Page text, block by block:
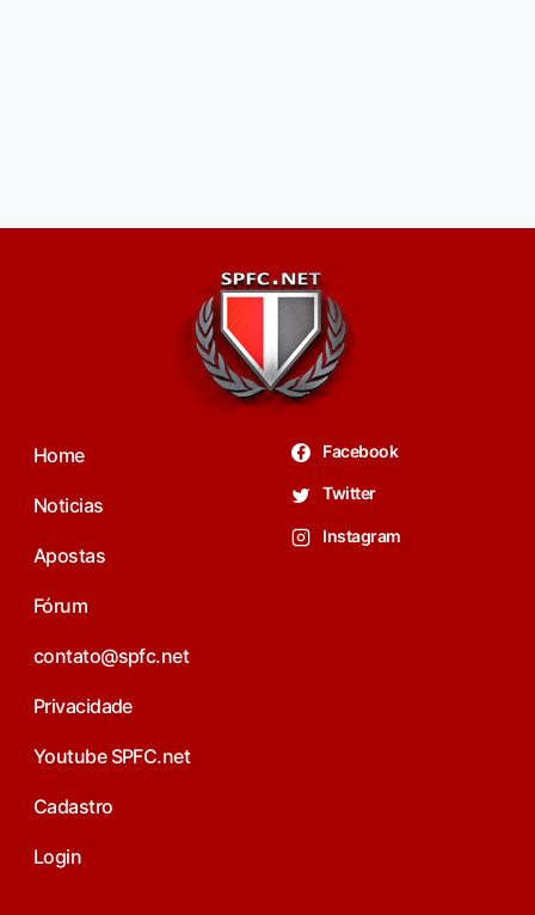
Home
Noticias
Apostas
Fórum
contato@spfc.net
Privacidade
Youtube SPFC.net
Cadastro
Login
Facebook
Twitter
Instagram